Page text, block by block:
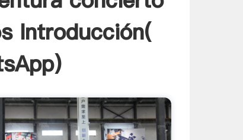
Introducción(
)